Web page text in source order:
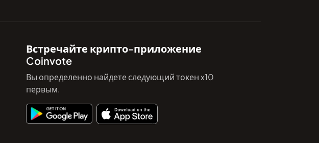
Встречайте крипто-приложение
Coinvote
Вы определенно найдете следующий токен x10
первым.